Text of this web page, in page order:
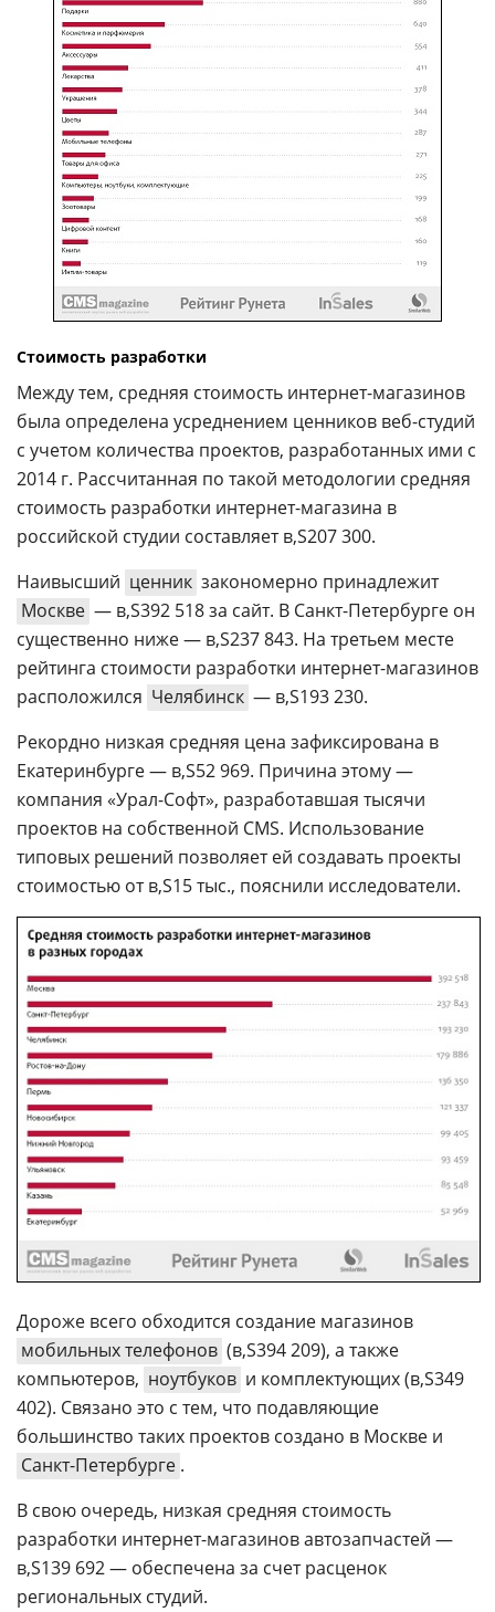
Стоимость разработки
Между тем, средняя стоимость интернет-магазинов
была определена усреднением ценников веб-студий
с учетом количества проектов, разработанных ими с
2014 г. Рассчитанная по такой методологии средняя
стоимость разработки интернет-магазина в
российской студии составляет
207 300.
Наивысший ценник закономерно принадлежит
Москве —
392 518 за сайт. В Санкт-Петербурге он
существенно ниже —
237 843. На третьем месте
рейтинга стоимости разработки интернет-магазинов
расположился Челябинск —
193 230.
Рекордно низкая средняя цена зафиксирована в
Екатеринбурге —
52 969. Причина этому —
компания «Урал-Софт», разработавшая тысячи
проектов на собственной CMS. Использование
типовых решений позволяет ей создавать проекты
стоимостью от
15 тыс., пояснили исследователи.
Дороже всего обходится создание магазинов
мобильных телефонов (
394 209), а также
компьютеров, ноутбуков и комплектующих (
349
402). Связано это с тем, что подавляющие
большинство таких проектов создано в Москве и
Санкт-Петербурге .
В свою очередь, низкая средняя стоимость
разработки интернет-магазинов автозапчастей —
139 692 — обеспечена за счет расценок
региональных студий.